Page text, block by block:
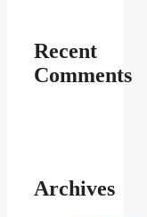
Recent
Comments
Archives